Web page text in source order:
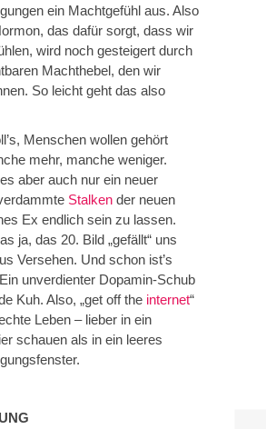
ein Machtgefühl aus. Also
das dafür sorgt, dass wir
wird noch gesteigert durch
Machthebel, den wir
So leicht geht das also
Menschen wollen gehört
mehr, manche weniger.
aber auch nur ein neuer
Stalken der neuen
Ex endlich sein zu lassen.
ja, das 20. Bild „gefällt“ uns
Versehen. Und schon ist’s
unverdienter Dopamin-Schub
Kuh. Also, „get off the internet“
Leben – lieber in ein
schauen als in ein leeres